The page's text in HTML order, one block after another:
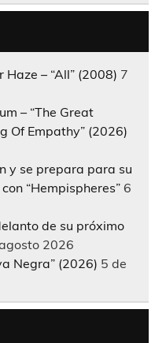
Haze – “All” (2008) 7
– “The Great
Of Empathy” (2026)
y se prepara para su
“Hempispheres” 6
de su próximo
2026
Negra” (2026) 5 de